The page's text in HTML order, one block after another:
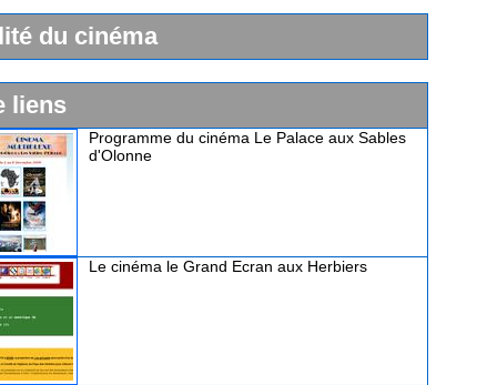
du cinéma
liens
Programme du cinéma Le Palace aux Sables
d'Olonne
Le cinéma le Grand Ecran aux Herbiers